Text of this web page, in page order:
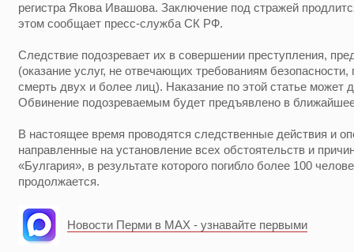
регистра Якова Ивашова. Заключение под стражей
этом сообщает пресс-служба СК РФ.
Следствие подозревает их в совершении преступления,
(оказание услуг, не отвечающих требованиям
смерть двух и более лиц). Наказание по этой статье может
Обвинение подозреваемым будет предъявлено в
В настоящее время проводятся следственные действия и
направленные на установление всех обстоятельств и
«Булгария», в результате которого погибло более 100
продолжается.
Новости Перми в MAX - узнавайте первыми